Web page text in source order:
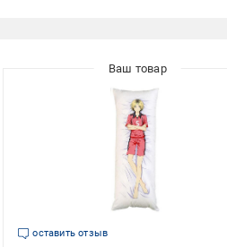
оставить отзыв